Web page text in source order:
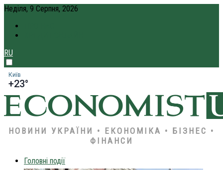
Неділя, 9 Серпня, 2026
RU
Київ
+23°
НОВИНИ УКРАЇНИ • ЕКОНОМІКА • БІЗНЕС •
ФІНАНСИ
Головні події